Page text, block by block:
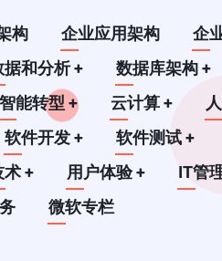
构 企业应用架构 企
据和分析+ 数据库架构+
智能转型+ 云计算+
软件开发+ 软件测试+
术+ 用户体验+ IT管
微软专栏